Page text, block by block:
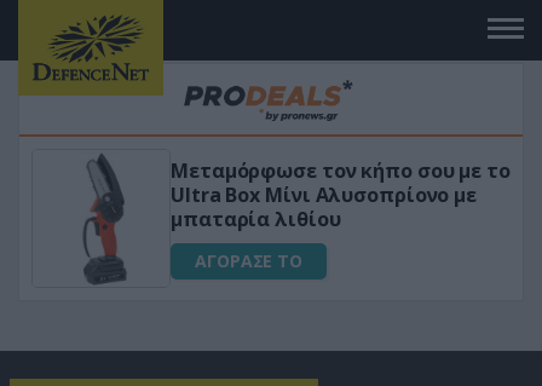
Μεταμόρφωσε τον κήπο σου με το
Ultra Box Μίνι Αλυσοπρίονο με
μπαταρία λιθίου
ΑΓΟΡΑΣΕ ΤΟ